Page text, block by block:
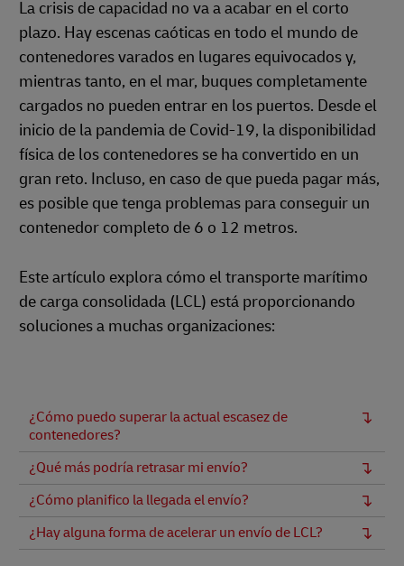
La crisis de capacidad no va a acabar en el corto
plazo. Hay escenas caóticas en todo el mundo de
contenedores varados en lugares equivocados y,
mientras tanto, en el mar, buques completamente
cargados no pueden entrar en los puertos. Desde el
inicio de la pandemia de Covid-19, la disponibilidad
física de los contenedores se ha convertido en un
gran reto. Incluso, en caso de que pueda pagar más,
es posible que tenga problemas para conseguir un
contenedor completo de 6 o 12 metros.
Este artículo explora cómo el transporte marítimo
de carga consolidada (LCL) está proporcionando
soluciones a muchas organizaciones:
¿Cómo puedo superar la actual escasez de
contenedores?
¿Qué más podría retrasar mi envío?
¿Cómo planifico la llegada el envío?
¿Hay alguna forma de acelerar un envío de LCL?